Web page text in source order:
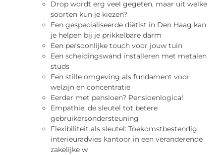
Drop wordt erg veel gegeten, maar uit welke
soorten kun je kiezen?
Een gespecialiseerde diëtist in Den Haag kan
je helpen bij je prikkelbare darm
Een persoonlijke touch voor jouw tuin
Een scheidingswand installeren met metalen
studs
Een stille omgeving als fundament voor
welzijn en concentratie
Eerder met pensioen? Pensioenlogica!
Empathie: de sleutel tot betere
gebruikersondersteuning
Flexibiliteit als sleutel: Toekomstbestendig
interieuradvies kantoor in een veranderende
zakelijke w